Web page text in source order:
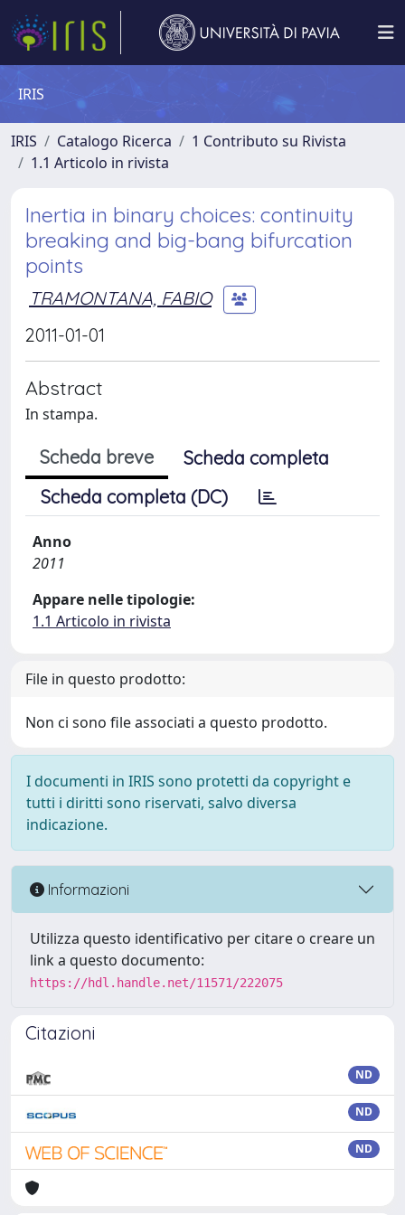
IRIS
IRIS Catalogo Ricerca
1 Contributo su Rivista
1.1 Articolo in rivista
Inertia in binary choices: continuity
breaking and big-bang bifurcation
points
TRAMONTANA, FABIO
2011-01-01
Abstract
In stampa.
Scheda breve
Scheda completa
Scheda completa (DC)
Anno
2011
Appare nelle tipologie:
1.1 Articolo in rivista
File in questo prodotto:
Non ci sono file associati a questo prodotto.
I documenti in IRIS sono protetti da copyright e
tutti i diritti sono riservati, salvo diversa
indicazione.
Informazioni
Utilizza questo identificativo per citare o creare un
link a questo documento:
https://hdl.handle.net/11571/222075
Citazioni
ND
ND
ND